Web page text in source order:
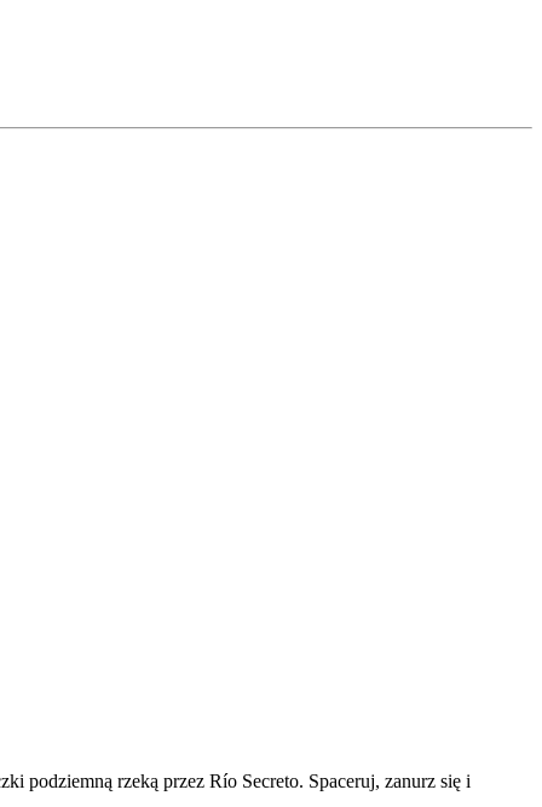
podziemną rzeką przez Río Secreto. Spaceruj, zanurz się i